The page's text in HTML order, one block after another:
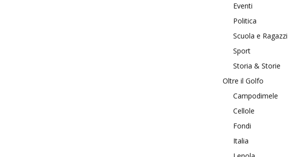
Eventi
Politica
Scuola e Ragazzi
Sport
Storia & Storie
Oltre il Golfo
Campodimele
Cellole
Fondi
Italia